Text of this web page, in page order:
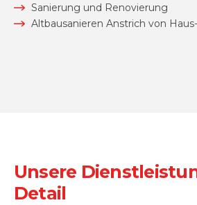
Sanierung und Renovierung
Altbausanieren Anstrich von
Unsere
Detail